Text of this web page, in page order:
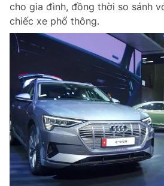
cho gia đình, đồng thời so sánh
chiếc xe phổ thông.